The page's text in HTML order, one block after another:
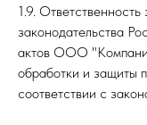
1.9.
законодательства
актов ООО
обработки и защиты
соответствии с